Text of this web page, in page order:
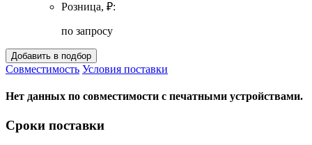
Розница, ₽:
по запросу
Совместимость Условия поставки
Нет данных по совместимости с печатными устройствами.
Сроки поставки